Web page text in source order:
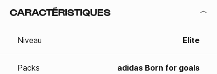
CARACTÉRISTIQUES
Niveau Elite
Packs adidas Born for goals